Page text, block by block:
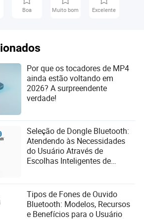
de MP3
Móveis—
Musical
de música dedicados e
de recursos continua, muitas vezes
pergunta:por que carregar ambos?A
quando a borracha encontra a
encontra a distração.
cenário do mundo real. Um
começa o dia com planos de ouvir
elaborada no caminho
da primeira música, seu telefone
grupo, um alerta de clima, até
Boa Muito bom Excelente
Por que os tocadores de MP4
ainda estão voltando em
2026? A surpreendente
verdade!
Seleção de Dongle Bluetooth:
Atendendo às Necessidades
do Usuário Através de
Escolhas Inteligentes de
Tipos de Fones de Ouvido
Bluetooth: Modelos, Recursos
e Benefícios para o Usuário